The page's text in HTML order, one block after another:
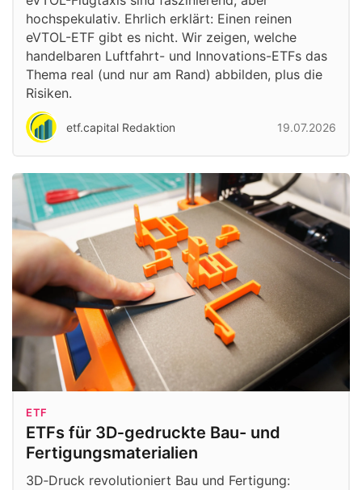
hochspekulativ. Ehrlich erklärt: Einen reinen
eVTOL-ETF gibt es nicht. Wir zeigen, welche
handelbaren Luftfahrt- und Innovations-ETFs das
Thema real (und nur am Rand) abbilden, plus die
Risiken.
etf.capital Redaktion 19.07.2026
ETF
ETFs für 3D‑gedruckte Bau- und
Fertigungsmaterialien
3D‑Druck revolutioniert Bau und Fertigung: